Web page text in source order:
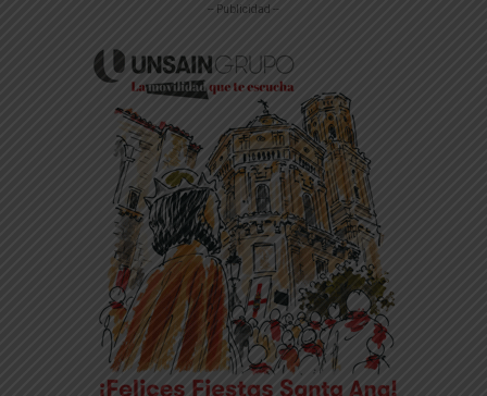
-- Publicidad --